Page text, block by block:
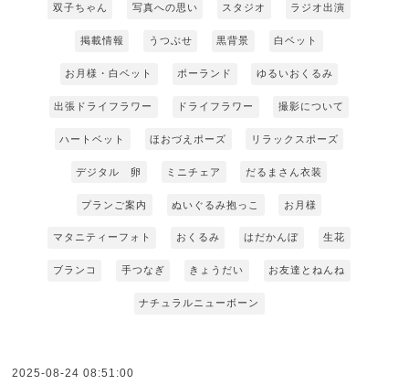
双子ちゃん 写真への思い スタジオ ラジオ出演
掲載情報 うつぶせ 黒背景 白ベット
お月様・白ベット ポーランド ゆるいおくるみ
出張ドライフラワー ドライフラワー 撮影について
ハートベット ほおづえポーズ リラックスポーズ
デジタル 卵 ミニチェア だるまさん衣装
プランご案内 ぬいぐるみ抱っこ お月様
マタニティーフォト おくるみ はだかんぼ 生花
ブランコ 手つなぎ きょうだい お友達とねんね
ナチュラルニューボーン
2025-08-24 08:51:00